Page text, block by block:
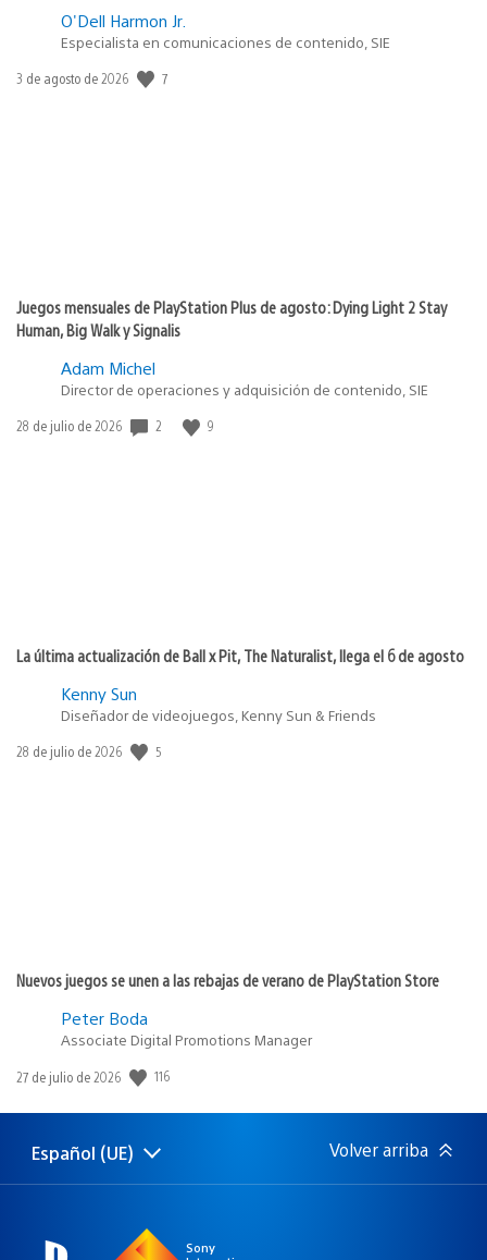
O'Dell Harmon Jr.
Especialista en comunicaciones de contenido, SIE
Fecha
3 de agosto de 2026 7
Juegos mensuales de PlayStation Plus de agosto: Dying Light 2 Stay
Human, Big Walk y Signalis
Adam Michel
Director de operaciones y adquisición de contenido, SIE
Fecha
28 de julio de 2026 2 9
La última actualización de Ball x Pit, The Naturalist, llega el 6 de agosto
Kenny Sun
Diseñador de videojuegos, Kenny Sun & Friends
Fecha
28 de julio de 2026 5
Nuevos juegos se unen a las rebajas de verano de PlayStation Store
Peter Boda
Associate Digital Promotions Manager
Fecha
publicación:
27 de julio de 2026 116
Selecciona
una
Región
actual:
Español (UE) Volver arriba
Sony